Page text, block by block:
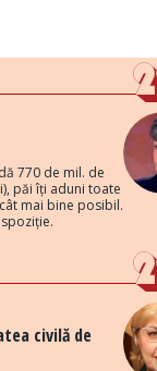
770 de mil. de
păi îți aduni toate
mai bine posibil.
civilă de